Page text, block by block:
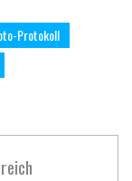
Protokoll